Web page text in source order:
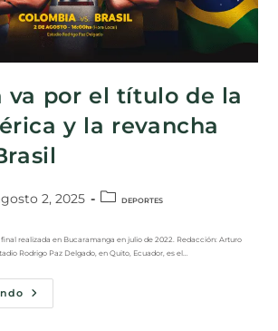
va por el título de la
y la revancha
2, 2025 DEPORTES
realizada en Bucaramanga en julio de 2022. Redacción: Arturo
Rodrigo Paz Delgado, en Quito, Ecuador, es el…